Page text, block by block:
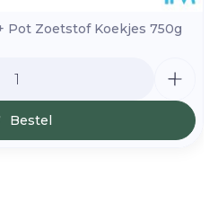
Pot Zoetstof Koekjes 750g
Bestel